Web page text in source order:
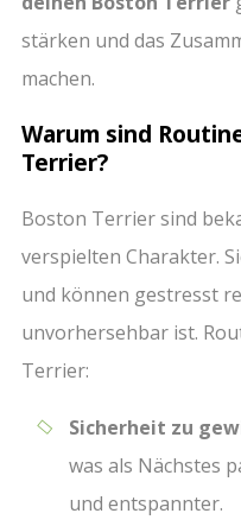
stärken und das
machen.
Warum sind
Terrier?
Boston Terrier sind
verspielten Charakter.
und können gestresst
unvorhersehbar ist.
Terrier:
Sicherheit zu
was als Nächstes
und entspannter.